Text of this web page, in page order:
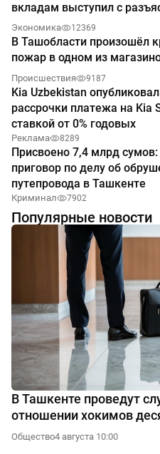
вкладам выступил с
Экономика 12369
В Ташобласти произошёл
пожар в одном из
Происшествия 9187
Kia Uzbekistan
рассрочки платежа на Kia
ставкой от 0% годовых
Реклама 8289
Присвоено 7,4 млрд
приговор по делу об
путепровода в Ташкенте
Криминал 7902
Популярные новости
В Ташкенте проведут
отношении хокимов
Общество4 августа 10:00